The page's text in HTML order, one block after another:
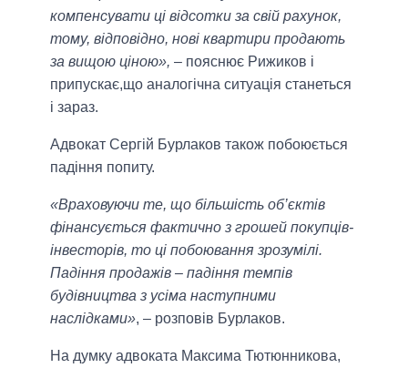
компенсувати ці відсотки за свій рахунок,
тому, відповідно, нові квартири продають
за вищою ціною», – пояснює Рижиков і
припускає,що аналогічна ситуація станеться
і зараз.
Адвокат Сергій Бурлаков також побоюється
падіння попиту.
«Враховуючи те, що більшість об’єктів
фінансується фактично з грошей покупців-
інвесторів, то ці побоювання зрозумілі.
Падіння продажів – падіння темпів
будівництва з усіма наступними
наслідками», – розповів Бурлаков.
На думку адвоката Максима Тютюнникова,